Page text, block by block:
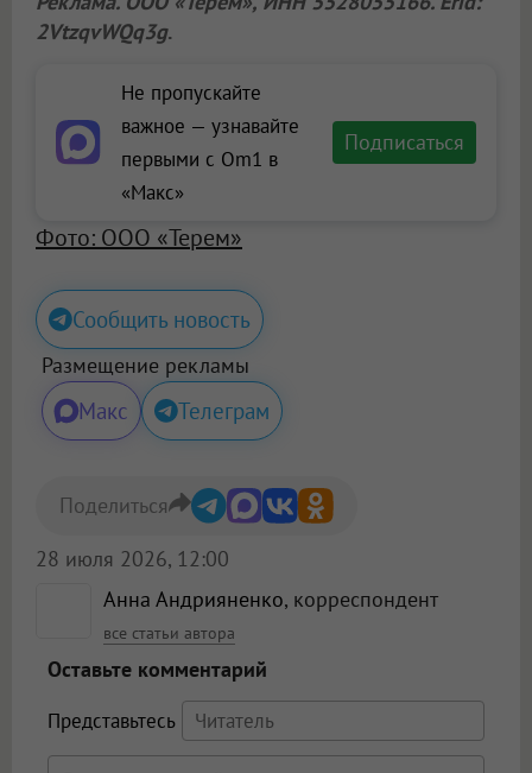
2VtzqvWQq3g.
Не пропускайте
важное — узнавайте
первыми с Om1 в
«Макс»
Подписаться
Фото: ООО «Терем»
Сообщить новость
Размещение рекламы
Макс Телеграм
Анна Андрияненко, корреспондент
все статьи автора
28 июля 2026, 12:00
Поделиться
Оставьте комментарий
Представьтесь